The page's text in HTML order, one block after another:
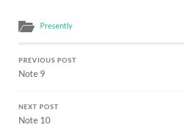
Presently
PREVIOUS POST
Note 9
NEXT POST
Note 10